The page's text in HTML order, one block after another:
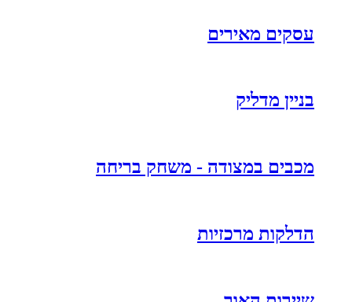
עסקים מאירים
בניין מדליק
מכבים במצודה - משחק בריחה
הדלקות מרכזיות